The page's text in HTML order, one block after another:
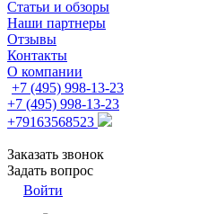
Статьи и обзоры
Наши партнеры
Отзывы
Контакты
О компании
+7 (495) 998-13-23
+7 (495) 998-13-23
+79163568523
Заказать звонок
Задать вопрос
Войти